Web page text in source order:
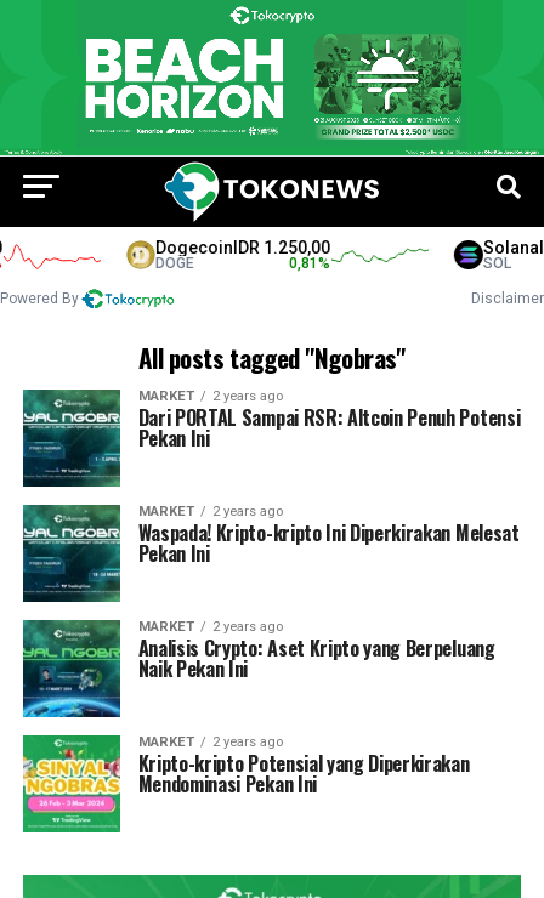
DogecoinIDR 1.250,00
DOGE 0,81 %
Solana
SOL
Powered By Disclaimer
All posts tagged "Ngobras"
MARKET 2 years ago
Dari PORTAL Sampai RSR: Altcoin Penuh Potensi
Pekan Ini
MARKET 2 years ago
Waspada! Kripto-kripto Ini Diperkirakan Melesat
Pekan Ini
MARKET 2 years ago
Analisis Crypto: Aset Kripto yang Berpeluang
Naik Pekan Ini
MARKET 2 years ago
Kripto-kripto Potensial yang Diperkirakan
Mendominasi Pekan Ini